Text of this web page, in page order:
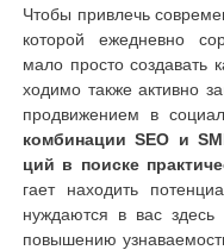
Чтобы при­влечь
кото­рой еже­дневно
мало про­сто созда­вать
хо­димо также активно
про­дви­же­нием в
ком­би­на­ции SEO и
ций в поиске
гает нахо­дить
нуж­да­ются в вас здесь
повы­ше­нию